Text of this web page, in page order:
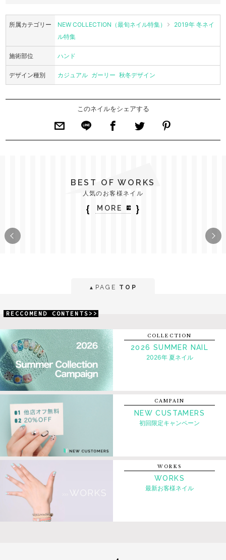
所属カテゴリー NEW COLLECTION（最旬ネイル特集）
2019年 冬ネイ
ル特集
施術部位 ハンド
デザイン種別 カジュアル ガーリー 秋冬デザイン
このネイルをシェアする
BEST OF WORKS
人気のお客様ネイル
｛ MORE ｝
▲ PAGE TOP
RECCOMEND CONTENTS>>
COLLECTION
2026 SUMMER NAIL
2026年 夏ネイル
CAMPAIN
NEW CUSTAMERS
初回限定キャンペーン
WORKS
WORKS
最新お客様ネイル